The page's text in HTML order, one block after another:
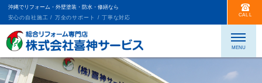
沖縄でリフォーム・外壁塗装・防水・修繕なら
安心の自社施工 / 万全のサポート / 丁寧な対応
CALL